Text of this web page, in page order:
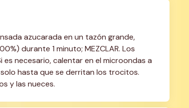
azucarada en un tazón grande,
durante 1 minuto; MEZCLAR. Los
necesario, calentar en el microondas a
hasta que se derritan los trocitos.
y las nueces.